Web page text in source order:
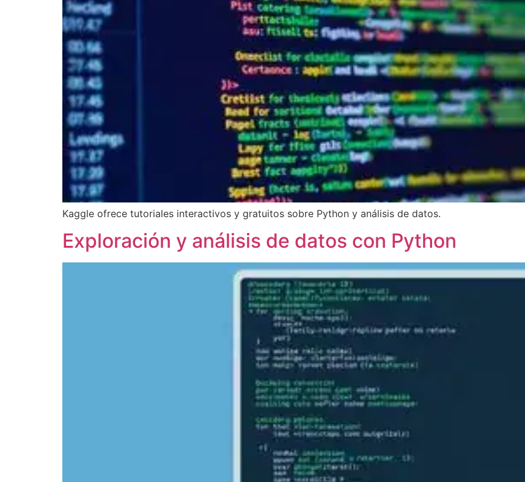
Kaggle ofrece tutoriales interactivos y gratuitos sobre Python y análisis de datos.
Exploración y análisis de datos con Python